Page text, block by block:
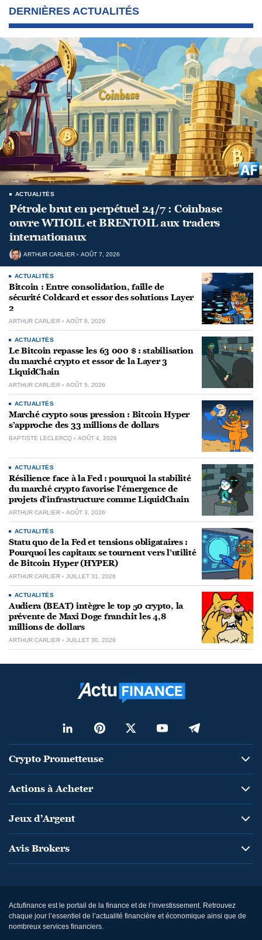
DERNIÈRES ACTUALITÉS
ACTUALITÉS
Pétrole brut en perpétuel 24/7 : Coinbase
ouvre WTIOIL et BRENTOIL aux traders
internationaux
ARTHUR CARLIER AOÛT 7, 2026
ACTUALITÉS
Bitcoin : Entre consolidation, faille de
sécurité Coldcard et essor des solutions Layer
2
ARTHUR CARLIER AOÛT 6, 2026
ACTUALITÉS
Le Bitcoin repasse les 63 000 $ : stabilisation
du marché crypto et essor de la Layer 3
LiquidChain
ARTHUR CARLIER AOÛT 5, 2026
ACTUALITÉS
Marché crypto sous pression : Bitcoin Hyper
s’approche des 33 millions de dollars
BAPTISTE LECLERCQ AOÛT 4, 2026
ACTUALITÉS
Résilience face à la Fed : pourquoi la stabilité
du marché crypto favorise l’émergence de
projets d’infrastructure comme LiquidChain
ARTHUR CARLIER AOÛT 3, 2026
ACTUALITÉS
Statu quo de la Fed et tensions obligataires :
Pourquoi les capitaux se tournent vers l’utilité
de Bitcoin Hyper (HYPER)
ARTHUR CARLIER JUILLET 31, 2026
ACTUALITÉS
Audiera (BEAT) intègre le top 50 crypto, la
prévente de Maxi Doge franchit les 4,8
millions de dollars
ARTHUR CARLIER JUILLET 30, 2026
Crypto Prometteuse
Actions à Acheter
Jeux d’Argent
Avis Brokers
Actufinance est le portail de la finance et de l’investissement. Retrouvez
chaque jour l’essentiel de l’actualité financière et économique ainsi que de
nombreux services financiers.